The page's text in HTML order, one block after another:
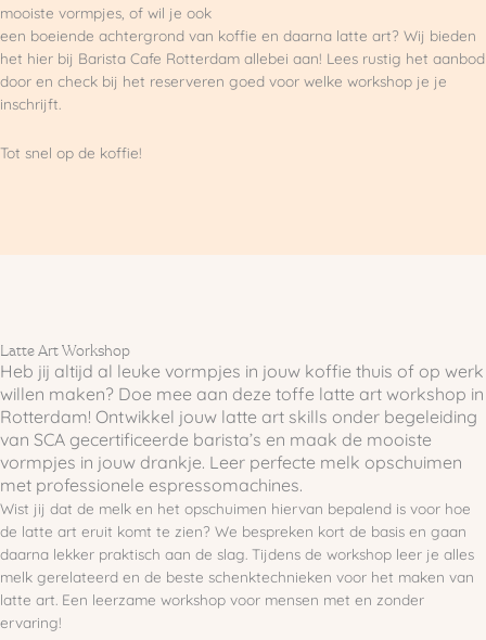
mooiste vormpjes, of wil je ook
een boeiende achtergrond van koffie en daarna latte art? Wij bieden
het hier bij Barista Cafe Rotterdam allebei aan! Lees rustig het aanbod
door en check bij het reserveren goed voor welke workshop je je
inschrijft.
Tot snel op de koffie!
Latte Art Workshop
Heb jij altijd al leuke vormpjes in jouw koffie thuis of op werk
willen maken? Doe mee aan deze toffe latte art workshop in
Rotterdam! Ontwikkel jouw latte art skills onder begeleiding
van SCA gecertificeerde barista’s en maak de mooiste
vormpjes in jouw drankje. Leer perfecte melk opschuimen
met professionele espressomachines.
Wist jij dat de melk en het opschuimen hiervan bepalend is voor hoe
de latte art eruit komt te zien? We bespreken kort de basis en gaan
daarna lekker praktisch aan de slag. Tijdens de workshop leer je alles
melk gerelateerd en de beste schenktechnieken voor het maken van
latte art. Een leerzame workshop voor mensen met en zonder
ervaring!